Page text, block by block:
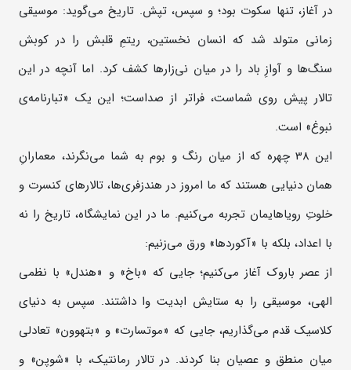
در آغاز، تنها سکوت بود؛ و سپس، تپش. تاریخ می‌گوید: موسیقی
زمانی متولد شد که انسان نخستین، ریتمِ قلبش را در کوبش
سنگ‌ها و آوازِ باد را در میان نی‌زارها کشف کرد. اما آنچه در این
تالار پیش روی شماست، فراتر از صداست؛ این یک «تبارنامه‌ی
نبوغ» است.
این 38 چهره که از میان رنگ و بوم به شما می‌نگرند، معمارانِ
همان دنیایی هستند که ما امروز در هندزفری‌ها، تالارهای کنسرت و
خلوتِ رویاهایمان تجربه می‌کنیم. ما در این نمایشگاه، تاریخ را نه
با اعداد، بلکه با «آکوردها» ورق می‌زنیم:
از عصر باروک آغاز می‌کنیم؛ جایی که «باخ» و «هندل» با نظمی
الهی، موسیقی را به ستایش ابدیت وا داشتند. سپس به دنیای
کلاسیک قدم می‌گذاریم، جایی که «موتسارت» و «بتهوون» تعادلی
میان منطق و عصیان بنا کردند. در تالار رمانتیک، با «شوپن» و